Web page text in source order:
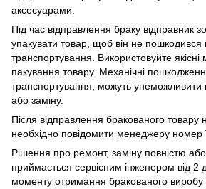
аксесуарами.
Під час відправлення браку відправник
упакувати товар, щоб він не пошкодився
транспортування. Використовуйте якісні
пакування товару. Механічні
транспортування, можуть унеможливити
або заміну.
Після відправлення бракованого
необхідно повідомити менеджеру
Рішення про ремонт, заміну повністю
приймається сервісним інженером від 2
моменту отримання бракованого виробу